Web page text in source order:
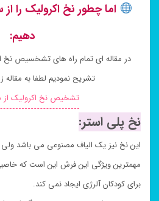
اما چطور نخ اکرولیک را
دهیم:
در مقاله ای تمام راه های تشخسیص نخ
تشریح نمودیم لطفا به مقاله
تشخیص نخ اکرولیک از
نخ پلی استر:
این نخ نیز یک الیاف مصنوعی می باشد
مهمترین ویژگی این فرش این است که
برای کودکان آلرژی ایجاد نمی کند.